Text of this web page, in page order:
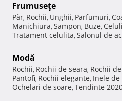
Frumuseţe
Păr, Rochii, Unghii, Parfumuri,
Manichiura, Sampon, Buze,
Tratament celulita, Salonul de
Modă
Rochii, Rochii de seara, Rochii
Pantofi, Rochii elegante, Inele
Ochelari de soare, Tendinte